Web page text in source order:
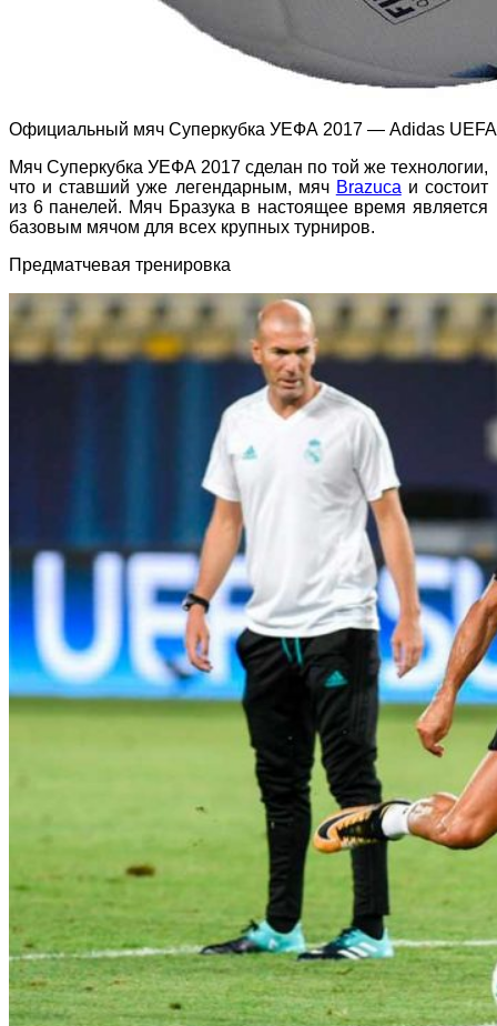
Официальный мяч Cуперкубка УЕФА 2017 — Adidas
Мяч Суперкубка УЕФА 2017 сделан по той же технологии,
что и ставший уже легендарным, мяч Brazucaи состоит
из 6 панелей. Мяч Бразука в настоящее время является
базовым мячом для всех крупных турниров.
Предматчевая тренировка